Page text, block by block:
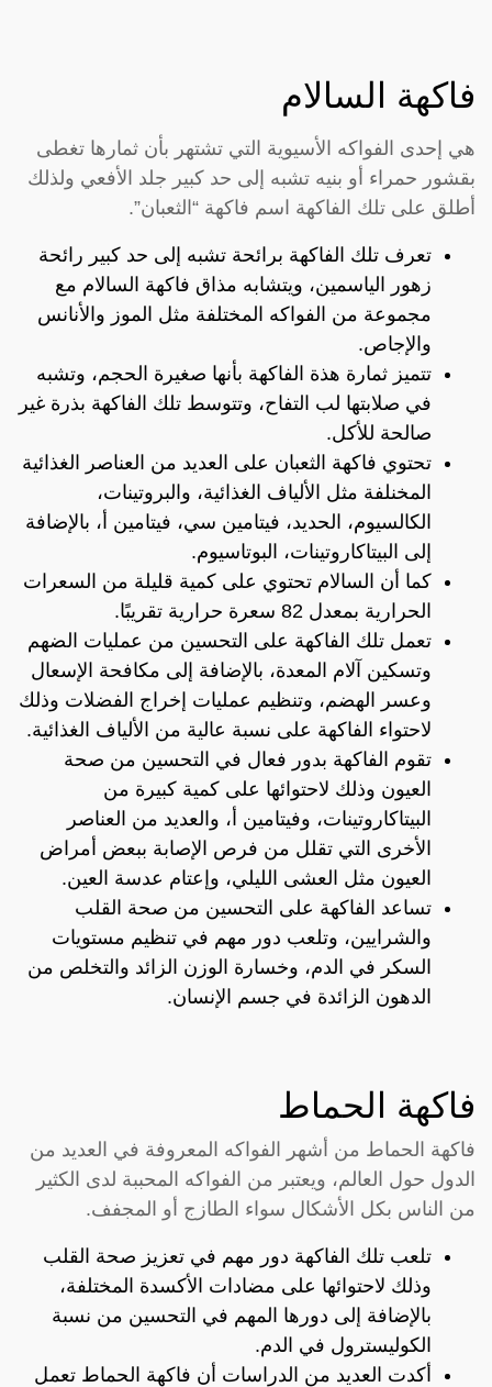
فاكهة السالام
هي إحدى الفواكه الأسيوية التي تشتهر بأن ثمارها تغطى
بقشور حمراء أو بنيه تشبه إلى حد كبير جلد الأفعي ولذلك
أطلق على تلك الفاكهة اسم فاكهة “الثعبان”.
تعرف تلك الفاكهة برائحة تشبه إلى حد كبير رائحة
زهور الياسمين، ويتشابه مذاق فاكهة السالام مع
مجموعة من الفواكه المختلفة مثل الموز والأنانس
والإجاص.
تتميز ثمارة هذة الفاكهة بأنها صغيرة الحجم، وتشبه
في صلابتها لب التفاح، وتتوسط تلك الفاكهة بذرة غير
صالحة للأكل.
تحتوي فاكهة الثعبان على العديد من العناصر الغذائية
المخنلفة مثل الألياف الغذائية، والبروتينات،
الكالسيوم، الحديد، فيتامين سي، فيتامين أ، بالإضافة
إلى البيتاكاروتينات، البوتاسيوم.
كما أن السالام تحتوي على كمية قليلة من السعرات
الحرارية بمعدل 82 سعرة حرارية تقريبًا.
تعمل تلك الفاكهة على التحسين من عمليات الضهم
وتسكين آلام المعدة، بالإضافة إلى مكافحة الإسعال
وعسر الهضم، وتنظيم عمليات إخراج الفضلات وذلك
لاحتواء الفاكهة على نسبة عالية من الألياف الغذائية.
تقوم الفاكهة بدور فعال في التحسين من صحة
العيون وذلك لاحتوائها على كمية كبيرة من
البيتاكاروتينات، وفيتامين أ، والعديد من العناصر
الأخرى التي تقلل من فرص الإصابة ببعض أمراض
العيون مثل العشى الليلي، وإعتام عدسة العين.
تساعد الفاكهة على التحسين من صحة القلب
والشرايين، وتلعب دور مهم في تنظيم مستويات
السكر في الدم، وخسارة الوزن الزائد والتخلص من
الدهون الزائدة في جسم الإنسان.
فاكهة الحماط
فاكهة الحماط من أشهر الفواكه المعروفة في العديد من
الدول حول العالم، ويعتبر من الفواكه المحببة لدى الكثير
من الناس بكل الأشكال سواء الطازج أو المجفف.
تلعب تلك الفاكهة دور مهم في تعزيز صحة القلب
وذلك لاحتوائها على مضادات الأكسدة المختلفة،
بالإضافة إلى دورها المهم في التحسين من نسبة
الكوليسترول في الدم.
أكدت العديد من الدراسات أن فاكهة الحماط تعمل